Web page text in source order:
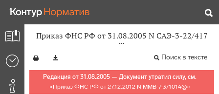
Приказ ФНС РФ от 31.08.2005 N САЭ-3-22/417
Поиск в тексте
Редакция от 31.08.2005 — Документ утратил силу, см.
«Приказ ФНС РФ от 27.12.2012 N ММВ-7-3/1014@»